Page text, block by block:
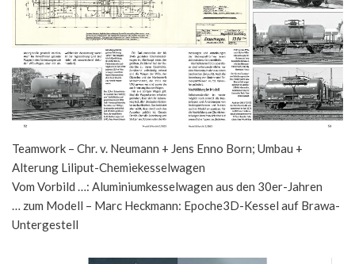
Teamwork – Chr. v. Neumann + Jens Enno Born; Umbau +
Alterung Liliput-Chemiekesselwagen
Vom Vorbild …: Aluminiumkesselwagen aus den 30er-Jahren
… zum Modell – Marc Heckmann: Epoche3D-Kessel auf Brawa-
Untergestell